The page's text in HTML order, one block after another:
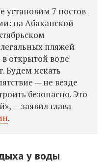
установим 7 постов
на Абаканской
пляжей
открытой воде
Будем искать
— не везде
безопасно. Это
— заявил глава
.
у воды